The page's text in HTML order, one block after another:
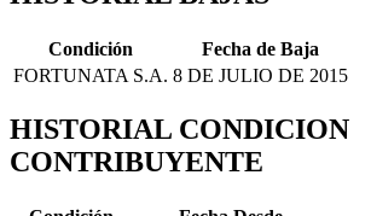
Condición
Fecha de Baja
FORTUNATA S.A. 8 DE JULIO DE 2015
HISTORIAL CONDICION
CONTRIBUYENTE